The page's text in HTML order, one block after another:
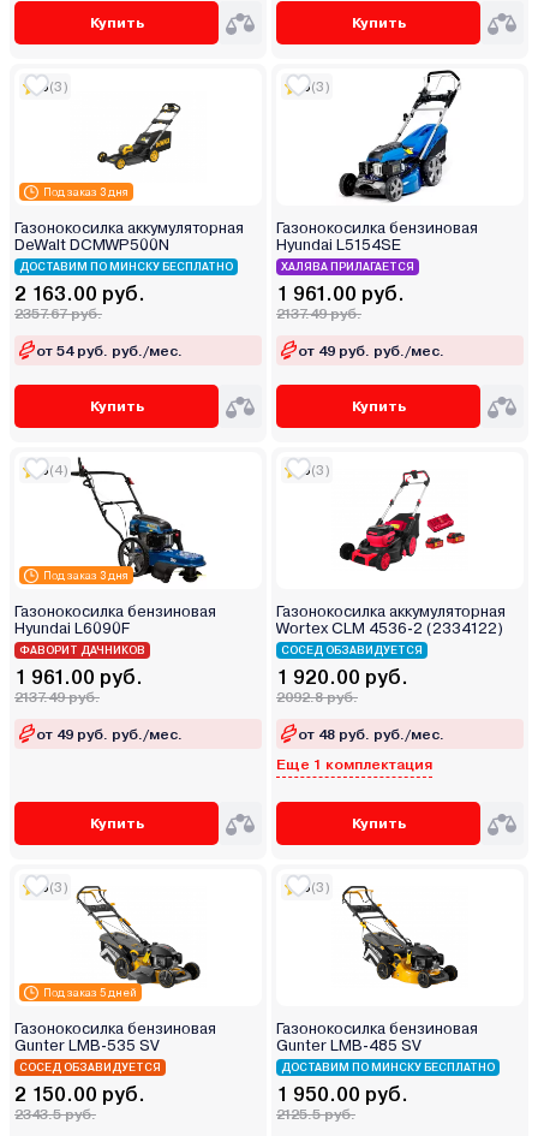
Купить Купить
Под заказ 3 дня
5(3)
Газонокосилка аккумуляторная
DeWalt DCMWP500N
ДОСТАВИМ ПО МИНСКУ БЕСПЛАТНО
2 163.00 руб.
2357.67 руб.
от 54 руб. руб./мес.
Купить
5(3)
Газонокосилка бензиновая
Hyundai L5154SE
ХАЛЯВА ПРИЛАГАЕТСЯ
1 961.00 руб.
2137.49 руб.
от 49 руб. руб./мес.
Купить
Под заказ 3 дня
5(4)
Газонокосилка бензиновая
Hyundai L6090F
ФАВОРИТ ДАЧНИКОВ
1 961.00 руб.
2137.49 руб.
от 49 руб. руб./мес.
Купить
5(3)
Газонокосилка аккумуляторная
Wortex CLM 4536-2 (2334122)
СОСЕД ОБЗАВИДУЕТСЯ
1 920.00 руб.
2092.8 руб.
от 48 руб. руб./мес.
Еще 1 комплектация
Купить
Под заказ 5 дней
5(3)
Газонокосилка бензиновая
Gunter LMB-535 SV
СОСЕД ОБЗАВИДУЕТСЯ
2 150.00 руб.
2343.5 руб.
5(3)
Газонокосилка бензиновая
Gunter LMB-485 SV
ДОСТАВИМ ПО МИНСКУ БЕСПЛАТНО
1 950.00 руб.
2125.5 руб.